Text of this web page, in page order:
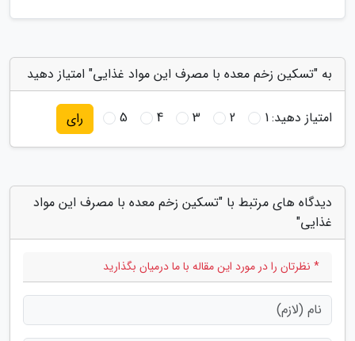
به "تسکین زخم معده با مصرف این مواد غذایی" امتیاز دهید
امتیاز دهید:1
2
3
4
5 رای
دیدگاه های مرتبط با "تسکین زخم معده با مصرف این مواد
غذایی"
* نظرتان را در مورد این مقاله با ما درمیان بگذارید